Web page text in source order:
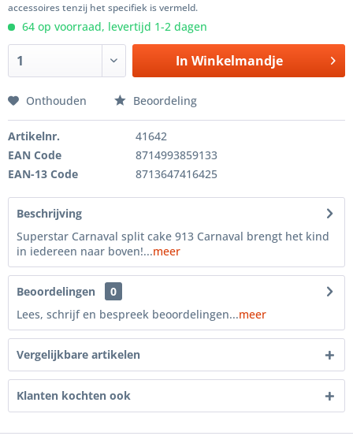
accessoires tenzij het specifiek is vermeld.
64 op voorraad, levertijd 1-2 dagen
In Winkelmandje
Onthouden Beoordeling
Artikelnr.
41642
EAN Code
8714993859133
EAN-13 Code
8713647416425
Beschrijving
Superstar Carnaval split cake 913 Carnaval brengt het kind
in iedereen naar boven!...meer
Beoordelingen
0
Lees, schrijf en bespreek beoordelingen...meer
Vergelijkbare artikelen
Klanten kochten ook